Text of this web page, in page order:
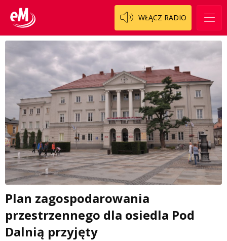
WŁĄCZ RADIO
Plan zagospodarowania
przestrzennego dla osiedla Pod
Dalnią przyjęty